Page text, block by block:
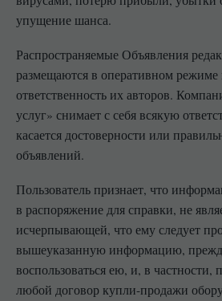
упущение шанса.
Распространяемые Объявления
размещаются в оперативном
ответственность их авторов.
услуг» снимает с себя всякую
касается достоверности или
объявлений.
Пользователь признает, что
в распоряжение для справки, не
исчерпывающей, что ему следует
вышеуказанную информацию,
воспользоваться ею, и, в частности,
любой договор купли-продажи